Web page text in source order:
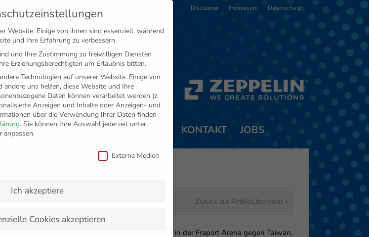
Disclaimer Impressum Datenschutz
VFB MEDIEN PARTNER KONTAKT JOBS
Zurück zur Artikelübersicht »
bei der Finalrunde der World League Gruppe drei in der Fraport Arena gegen Taiwan,
Website. Einige von ihnen sind essenziell, während
und Ihre Erfahrung zu verbessern.
und Ihre Zustimmung zu freiwilligen Diensten
Erziehungsberechtigten um Erlaubnis bitten.
Technologien auf unserer Website. Einige von
andere uns helfen, diese Website und Ihre
Daten können verarbeitet werden (z.
Anzeigen und Inhalte oder Anzeigen- und
über die Verwendung Ihrer Daten finden
. Sie können Ihre Auswahl jederzeit unter
anpassen.
Externe Medien
Ich akzeptiere
Cookies akzeptieren